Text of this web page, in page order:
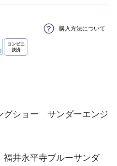
購入方法について
グショー サンダーエンジ
井永平寺ブルーサンダ